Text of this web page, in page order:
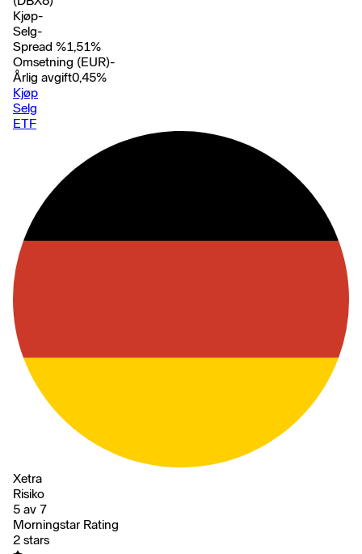
Kjøp-
Selg-
Spread %1,51%
Omsetning (EUR)-
Årlig avgift0,45%
Kjøp
Selg
ETF
Xetra
Risiko
5 av 7
Morningstar Rating
2 stars